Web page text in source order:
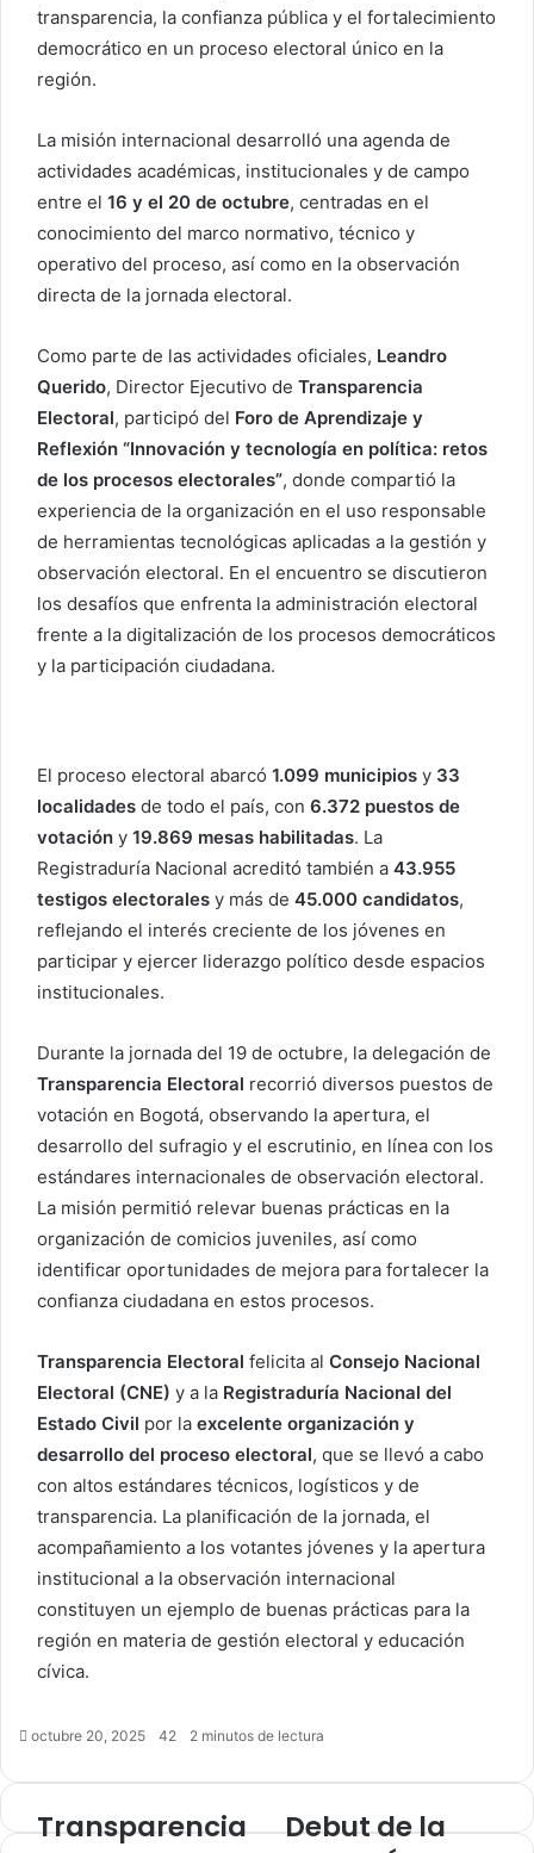
transparencia, la confianza pública y el fortalecimiento
democrático en un proceso electoral único en la
región.
La misión internacional desarrolló una agenda de
actividades académicas, institucionales y de campo
entre el 16 y el 20 de octubre, centradas en el
conocimiento del marco normativo, técnico y
operativo del proceso, así como en la observación
directa de la jornada electoral.
Como parte de las actividades oficiales, Leandro
Querido, Director Ejecutivo de Transparencia
Electoral, participó del Foro de Aprendizaje y
Reflexión “Innovación y tecnología en política: retos
de los procesos electorales”, donde compartió la
experiencia de la organización en el uso responsable
de herramientas tecnológicas aplicadas a la gestión y
observación electoral. En el encuentro se discutieron
los desafíos que enfrenta la administración electoral
frente a la digitalización de los procesos democráticos
y la participación ciudadana.
El proceso electoral abarcó 1.099 municipios y 33
localidades de todo el país, con 6.372 puestos de
votación y 19.869 mesas habilitadas. La
Registraduría Nacional acreditó también a 43.955
testigos electorales y más de 45.000 candidatos,
reflejando el interés creciente de los jóvenes en
participar y ejercer liderazgo político desde espacios
institucionales.
Durante la jornada del 19 de octubre, la delegación de
Transparencia Electoral recorrió diversos puestos de
votación en Bogotá, observando la apertura, el
desarrollo del sufragio y el escrutinio, en línea con los
estándares internacionales de observación electoral.
La misión permitió relevar buenas prácticas en la
organización de comicios juveniles, así como
identificar oportunidades de mejora para fortalecer la
confianza ciudadana en estos procesos.
Transparencia Electoral felicita al Consejo Nacional
Electoral (CNE) y a la Registraduría Nacional del
Estado Civil por la excelente organización y
desarrollo del proceso electoral, que se llevó a cabo
con altos estándares técnicos, logísticos y de
transparencia. La planificación de la jornada, el
acompañamiento a los votantes jóvenes y la apertura
institucional a la observación internacional
constituyen un ejemplo de buenas prácticas para la
región en materia de gestión electoral y educación
cívica.
octubre 20, 2025 42 2 minutos de lectura
Transparencia
Debut de la